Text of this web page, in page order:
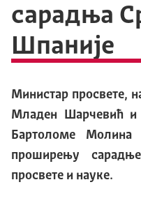
сарадња
Шпаније
Министар просвете,
Младен Шарчевић и
Бартоломе Молина
проширењу
просвете и науке.